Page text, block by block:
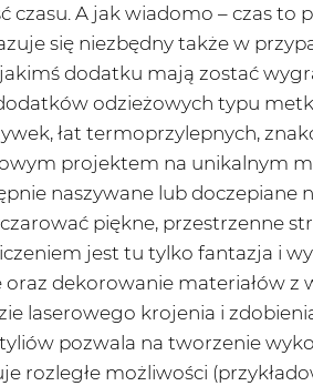
A jak wiadomo – czas to
się niezbędny także w
dodatku mają zostać
odzieżowych typu
łat termoprzylepnych,
projektem na unikalnym
naszywane lub doczepiane
piękne, przestrzenne
jest tu tylko fantazja i
dekorowanie materiałów z
laserowego krojenia i
pozwala na tworzenie
rozległe możliwości